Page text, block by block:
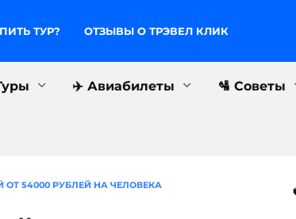
ТУР? ОТЗЫВЫ О ТРЭВЕЛ КЛИК
✈️ Авиабилеты 🛂 Советы
54000 РУБЛЕЙ НА ЧЕЛОВЕКА